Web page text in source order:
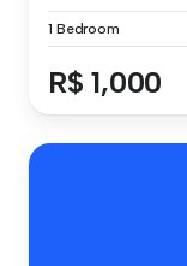
1 Bedroom
R$ 1,000